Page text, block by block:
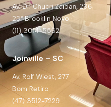
Av. Dr. Chucri Zaidan, 296
23° Brooklin Novo
(11) 3014-5562
Joinville – SC
Av. Rolf Wiest, 277
Bom Retiro
(47) 3512-7229